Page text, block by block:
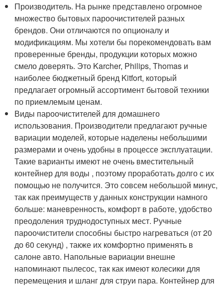
Производитель. На рынке представлено огромное
множество бытовых пароочистителей разных
брендов. Они отличаются по опционалу и
модификациям. Мы хотели бы порекомендовать вам
проверенные бренды, продукции которых можно
смело доверять. Это Karcher, Philips, Thomas и
наиболее бюджетный бренд Kitfort, который
предлагает огромный ассортимент бытовой техники
по приемлемым ценам.
Виды пароочистителей для домашнего
использования. Производители предлагают ручные
вариации моделей, которые наделены небольшими
размерами и очень удобны в процессе эксплуатации.
Такие варианты имеют не очень вместительный
контейнер для воды , поэтому проработать долго с их
помощью не получится. Это совсем небольшой минус,
так как преимуществ у данных конструкции намного
больше: маневренность, комфорт в работе, удобство
преодоления труднодоступных мест. Ручные
пароочистители способны быстро нагреваться (от 20
до 60 секунд) , также их комфортно применять в
салоне авто. Напольные вариации внешне
напоминают пылесос, так как имеют колесики для
перемещения и шланг для струи пара. Контейнер для